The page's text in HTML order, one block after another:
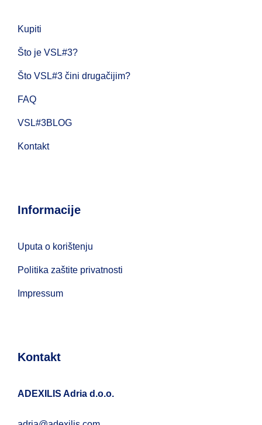
Kupiti
Što je VSL#3?
Što VSL#3 čini drugačijim?
FAQ
VSL#3BLOG
Kontakt
Informacije
Uputa o korištenju
Politika zaštite privatnosti
Impressum
Kontakt
ADEXILIS Adria d.o.o.